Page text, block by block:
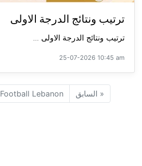
ترتيب ونتائج الدرجة الاولى
ترتيب ونتائج الدرجة الاولى ...
25-07-2026 10:45 am
« السابق Football Lebanon